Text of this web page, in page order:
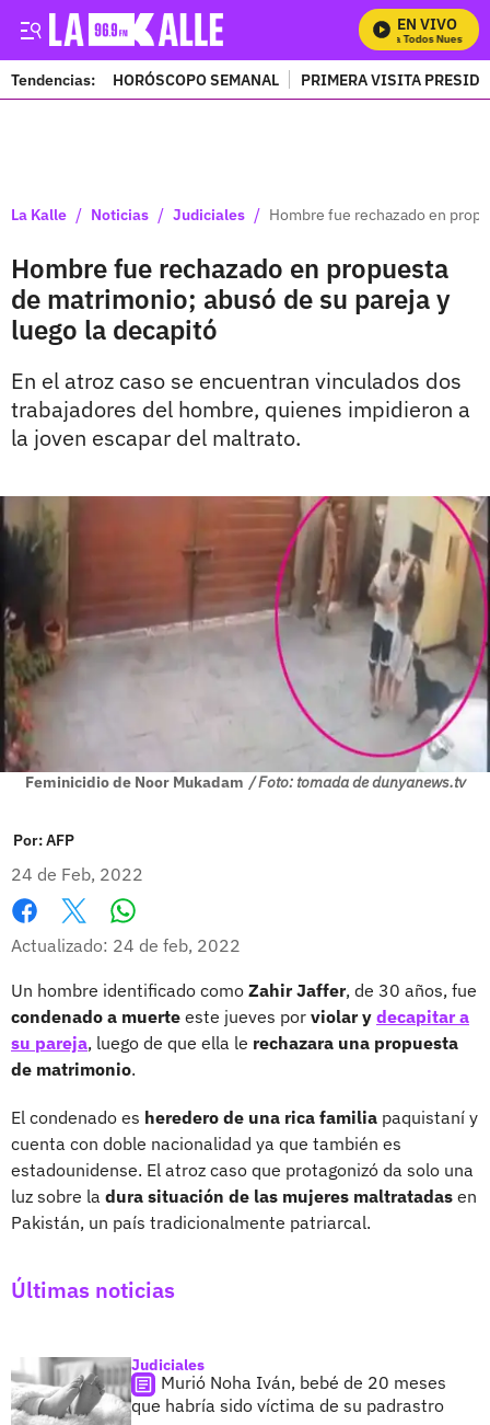
EN VIVO
Mira Todos Nuestros
Tendencias: HORÓSCOPO SEMANAL PRIMERA VISITA
La Kalle / Noticias / Judiciales / Hombre fue rechazado en
Hombre fue rechazado en propuesta
de matrimonio; abusó de su pareja y
luego la decapitó
En el atroz caso se encuentran vinculados dos
trabajadores del hombre, quienes impidieron a
la joven escapar del maltrato.
Feminicidio de Noor Mukadam / Foto: tomada de dunyanews.tv
Por:AFP
24 de Feb, 2022
Facebook
X
Actualizado: 24 de feb, 2022
Un hombre identificado como Zahir Jaffer, de 30 años, fue
condenado a muerte este jueves por violar y decapitar a
su pareja, luego de que ella le rechazara una propuesta
de matrimonio.
El condenado es heredero de una rica familia paquistaní y
cuenta con doble nacionalidad ya que también es
estadounidense. El atroz caso que protagonizó da solo una
luz sobre la dura situación de las mujeres maltratadas en
Pakistán, un país tradicionalmente patriarcal.
Últimas noticias
Judiciales
Murió Noha Iván, bebé de 20 meses
que habría sido víctima de su padrastro